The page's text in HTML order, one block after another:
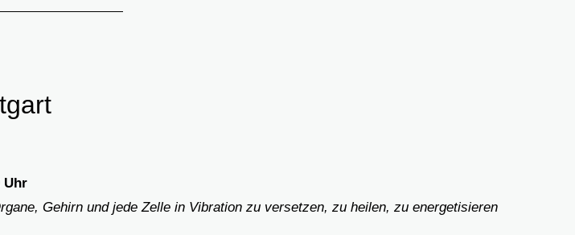
Uhr
Gehirn und jede Zelle in Vibration zu versetzen, zu heilen, zu energetisieren